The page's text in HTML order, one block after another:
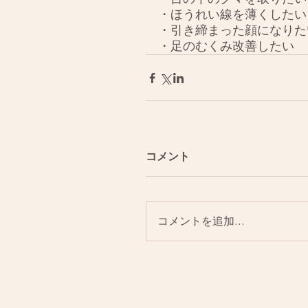
・ほうれい線を薄くしたい
・引き締まった顔になり
・足のむくみ改善したい
コメント
コメントを追加…